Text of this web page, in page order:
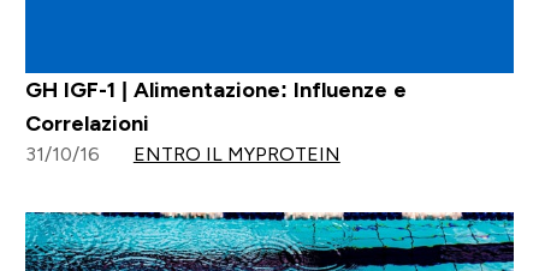
GH IGF-1 | Alimentazione: Influenze e
Correlazioni
31/10/16 ENTRO IL MYPROTEIN